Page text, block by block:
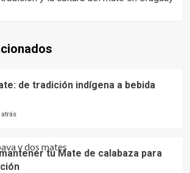
de tradición indígena a bebida
tu Mate de calabaza para